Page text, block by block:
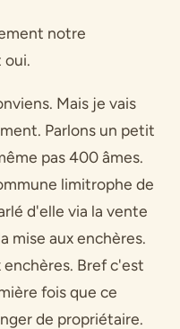
notre
oui.
Mais je vais
Parlons un petit
pas 400 âmes.
limitrophe de
d'elle via la vente
mise aux enchères.
enchères. Bref c'est
fois que ce
de propriétaire.